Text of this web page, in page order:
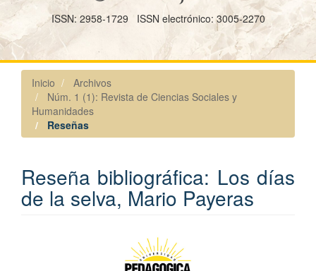
ISSN: 2958-1729 ISSN electrónico: 3005-2270
Inicio
Archivos
Núm. 1 (1): Revista de Ciencias Sociales y
Humanidades
Reseñas
Reseña bibliográfica: Los días
de la selva, Mario Payeras